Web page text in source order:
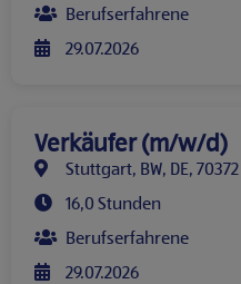
Berufserfahrene
29.07.2026
Verkäufer (m/w/d)
Stuttgart, BW, DE, 70372
16,0 Stunden
Berufserfahrene
29.07.2026